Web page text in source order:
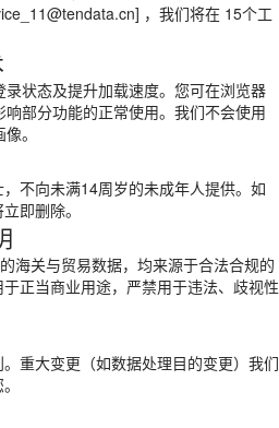
，我们将在 15个工
状态及提升加载速度。您可在浏览器
部分功能的正常使用。我们不会使用
。
不向未满14周岁的未成年人提供。如
即删除。
海关与贸易数据，均来源于合法合规的
正当商业用途，严禁用于违法、歧视性
重大变更（如数据处理目的变更）我们